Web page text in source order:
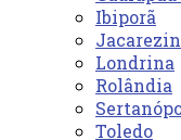
Ibiporã
Londrina
Rolândia
Toledo